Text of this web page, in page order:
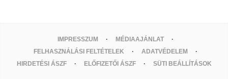
IMPRESSZUM
MÉDIAAJÁNLAT
FELHASZNÁLÁSI FELTÉTELEK
ADATVÉDELEM
HIRDETÉSI ÁSZF
ELŐFIZETŐI ÁSZF SÜTI BEÁLLÍTÁSOK